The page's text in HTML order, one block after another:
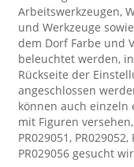
Arbeitswerkzeugen,
und Werkzeuge
dem Dorf Farbe und
beleuchtet werden,
Rückseite der
angeschlossen
können auch einzeln
mit Figuren
PR029051,
PR029056 gesucht